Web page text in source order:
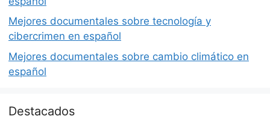
Mejores documentales sobre tecnología y
cibercrimen en español
Mejores documentales sobre cambio climático en
español
Destacados